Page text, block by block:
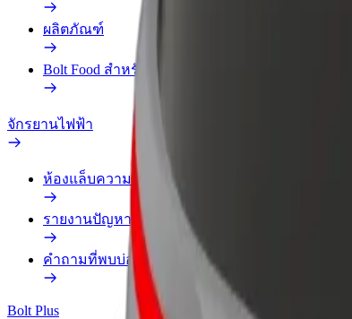
ผลิตภัณฑ์
Bolt Food สำหรับองค์กร
จักรยานไฟฟ้า
ห้องแล็บความปลอดภัย
รายงานปัญหา
คำถามที่พบบ่อย
Bolt Plus